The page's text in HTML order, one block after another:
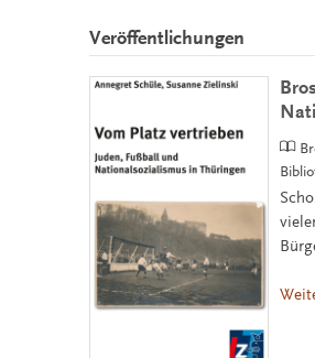
Veröffentlichungen